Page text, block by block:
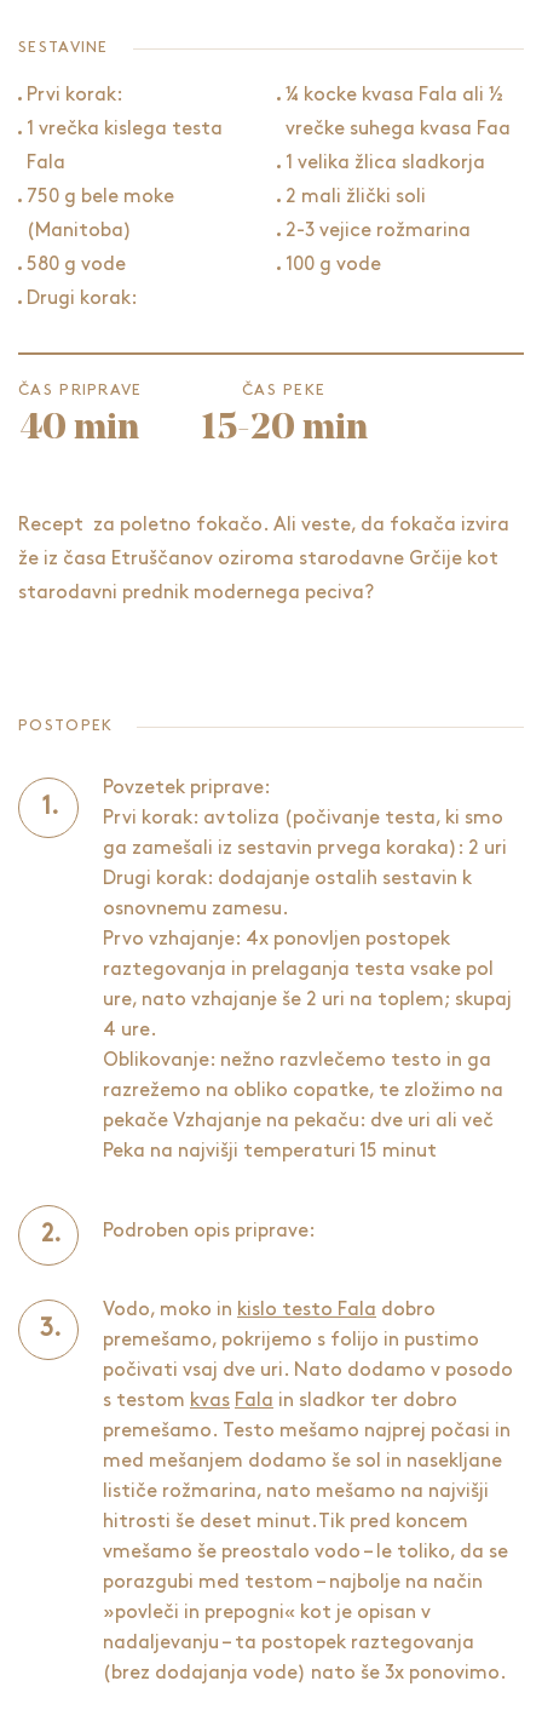
SESTAVINE
Prvi korak:
1 vrečka kislega testa
Fala
750 g bele moke
(Manitoba)
580 g vode
Drugi korak:
¼ kocke kvasa Fala ali ½
vrečke suhega kvasa Faa
1 velika žlica sladkorja
2 mali žlički soli
2-3 vejice rožmarina
100 g vode
ČAS PRIPRAVE
40 min
ČAS PEKE
15-20 min
Recept za poletno fokačo. Ali veste, da fokača izvira
že iz časa Etruščanov oziroma starodavne Grčije kot
starodavni prednik modernega peciva?
POSTOPEK
Povzetek priprave:
Prvi korak: avtoliza (počivanje testa, ki smo
ga zamešali iz sestavin prvega koraka): 2 uri
Drugi korak: dodajanje ostalih sestavin k
osnovnemu zamesu.
Prvo vzhajanje: 4x ponovljen postopek
raztegovanja in prelaganja testa vsake pol
ure, nato vzhajanje še 2 uri na toplem; skupaj
4 ure.
Oblikovanje: nežno razvlečemo testo in ga
razrežemo na obliko copatke, te zložimo na
pekače Vzhajanje na pekaču: dve uri ali več
Peka na najvišji temperaturi 15 minut
Podroben opis priprave:
Vodo, moko in kislo testo Fala dobro
premešamo, pokrijemo s folijo in pustimo
počivati vsaj dve uri. Nato dodamo v posodo
s testom kvas Fala in sladkor ter dobro
premešamo. Testo mešamo najprej počasi in
med mešanjem dodamo še sol in nasekljane
lističe rožmarina, nato mešamo na najvišji
hitrosti še deset minut.Tik pred koncem
vmešamo še preostalo vodo – le toliko, da se
porazgubi med testom – najbolje na način
»povleči in prepogni« kot je opisan v
nadaljevanju – ta postopek raztegovanja
(brez dodajanja vode) nato še 3x ponovimo.